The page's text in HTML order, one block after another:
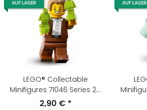
AUF LAGER
LEGO® Collectable
Minifigures 71046 Series 26
Hochstapler
2,90 € *
AUF LAGER